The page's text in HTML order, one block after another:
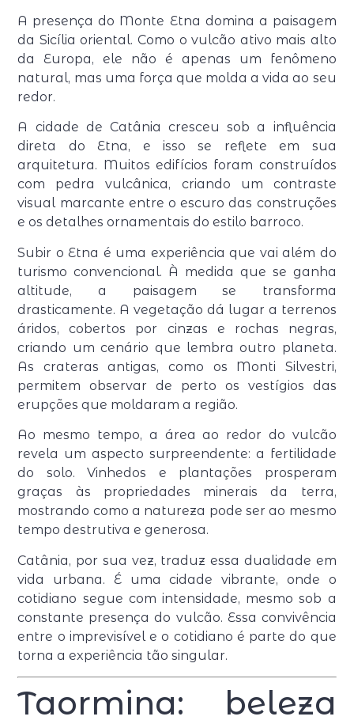
A presença do Monte Etna domina a paisagem
da Sicília oriental. Como o vulcão ativo mais alto
da Europa, ele não é apenas um fenômeno
natural, mas uma força que molda a vida ao seu
redor.
A cidade de Catânia cresceu sob a influência
direta do Etna, e isso se reflete em sua
arquitetura. Muitos edifícios foram construídos
com pedra vulcânica, criando um contraste
visual marcante entre o escuro das construções
e os detalhes ornamentais do estilo barroco.
Subir o Etna é uma experiência que vai além do
turismo convencional. À medida que se ganha
altitude, a paisagem se transforma
drasticamente. A vegetação dá lugar a terrenos
áridos, cobertos por cinzas e rochas negras,
criando um cenário que lembra outro planeta.
As crateras antigas, como os Monti Silvestri,
permitem observar de perto os vestígios das
erupções que moldaram a região.
Ao mesmo tempo, a área ao redor do vulcão
revela um aspecto surpreendente: a fertilidade
do solo. Vinhedos e plantações prosperam
graças às propriedades minerais da terra,
mostrando como a natureza pode ser ao mesmo
tempo destrutiva e generosa.
Catânia, por sua vez, traduz essa dualidade em
vida urbana. É uma cidade vibrante, onde o
cotidiano segue com intensidade, mesmo sob a
constante presença do vulcão. Essa convivência
entre o imprevisível e o cotidiano é parte do que
torna a experiência tão singular.
Taormina: beleza